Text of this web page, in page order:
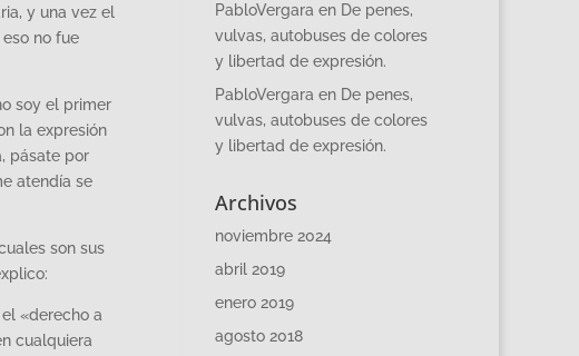
y una vez el
no fue
soy el primer
la expresión
pásate por
atendía se
son sus
«derecho a
cualquiera
PabloVergara en De penes,
vulvas, autobuses de colores
y libertad de expresión.
PabloVergara en De penes,
vulvas, autobuses de colores
y libertad de expresión.
Archivos
noviembre 2024
abril 2019
enero 2019
agosto 2018